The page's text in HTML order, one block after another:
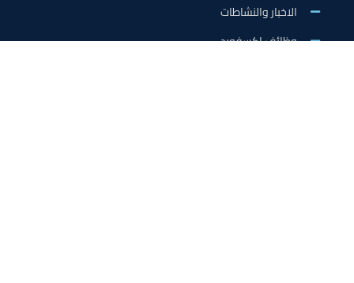
الاخبار والنشاطات
وظائف اكسفورد